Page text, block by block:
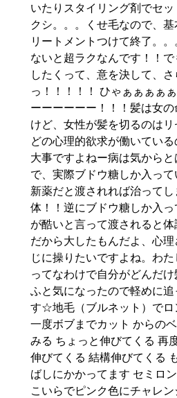
いたりスタイリング剤でセ
クシ。。。くせ毛なので、
リートメントつけて終了。
ないと超ラクなんです！！
したくって、意を決して、
っ！！！！！ ひゃぁぁぁぁ
ーーーーーー！！！髪は女
けど、女性が髪を切るのは
どの心理的欲求が働いてい
大事ですよねー病は気から
で、実際ブドウ糖しか入って
新薬だと渡されれば治って
体！！逆にブドウ糖しか入
が酷いと言って渡されると
だから大したもんだよ、心
じに操りたいですよね。わた
ってなわけで自分がどんだけ
ふと気になったので軽めに追
す☆地毛（ブルネット）でロ
一度ボブまでカット からの
みる ちょっと伸びてくる 再
伸びてくる 結構伸びてくる
ばしにかかってます セミロ
こいらでピンク色にチャレ